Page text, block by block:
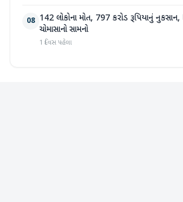
08 142 લોકોના મોત, 797 કરોડ રૂપિયાનું નુકસાન,
ચોમાસાનો સામનો
1 દિવસ પહેલા